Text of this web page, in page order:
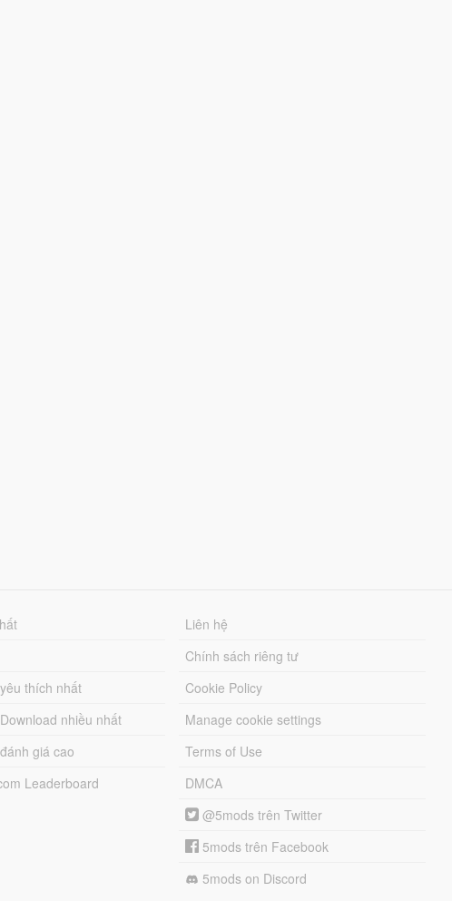
thích nhất
nhiều nhất
giá cao
Leaderboard
Liên hệ
Chính sách riêng tư
Cookie Policy
Manage cookie settings
Terms of Use
DMCA
@5mods trên Twitter
5mods trên Facebook
5mods on Discord